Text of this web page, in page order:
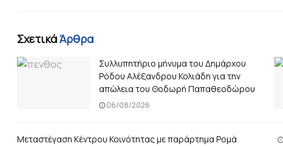
ΣχετικάΆρθρα
Συλλυπητήριο μήνυμα του Δημάρχου
Ρόδου Αλέξανδρου Κολιάδη για την
απώλεια του Θοδωρή Παπαθεοδώρου
06/08/2026
Μεταστέγαση Κέντρου Κοινότητας με παράρτημα Ρομά